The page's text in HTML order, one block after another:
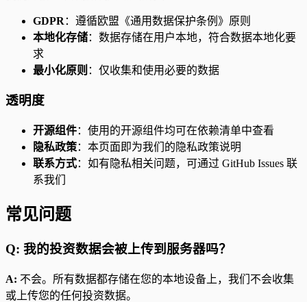
GDPR ：遵循欧盟《通用数据保护条例》原则
本地化存储：数据存储在用户本地，符合数据本地化要
求
最小化原则 ：仅收集和使用必要的数据
透明度
开源组件：使用的开源组件均可在依赖清单中查看
隐私政策：本页面即为我们的隐私政策说明
联系方式：如有隐私相关问题，可通过 GitHub Issues 联
系我们
常见问题
Q: 我的投资数据会被上传到服务器吗？
A: 不会。所有数据都存储在您的本地设备上，我们不会收集
或上传您的任何投资数据。